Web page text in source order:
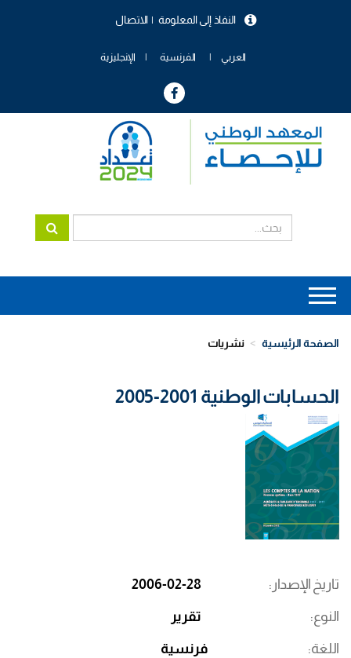
الاتصال النفاذ إلى المعلومة
العربي الفرنسية الإنجليزية
Main
navigation
الصفحة الرئيسية نشريات
الحسابات الوطنية 2001-2005
تاريخ الإصدار 2006-02-28
النوع تقرير
اللغة فرنسية